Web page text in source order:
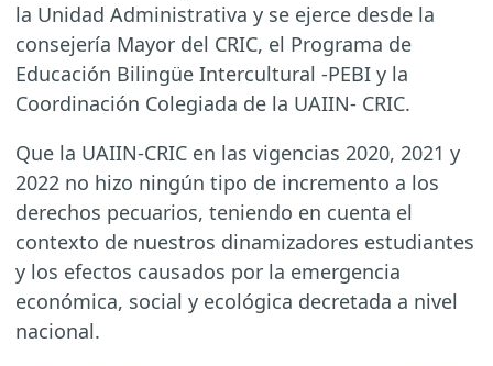
la Unidad Administrativa y se ejerce desde la
consejería Mayor del CRIC, el Programa de
Educación Bilingüe Intercultural -PEBI y la
Coordinación Colegiada de la UAIIN- CRIC.
Que la UAIIN-CRIC en las vigencias 2020, 2021 y
2022 no hizo ningún tipo de incremento a los
derechos pecuarios, teniendo en cuenta el
contexto de nuestros dinamizadores estudiantes
y los efectos causados por la emergencia
económica, social y ecológica decretada a nivel
nacional.